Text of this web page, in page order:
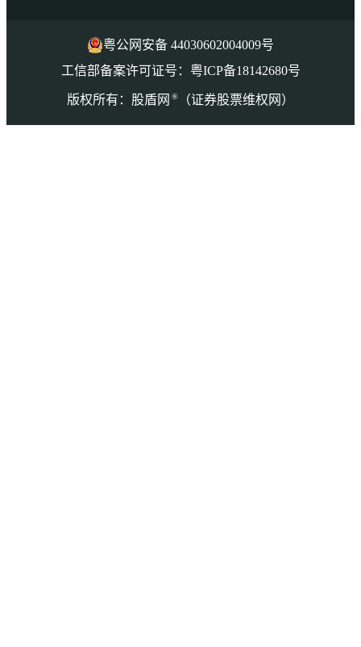
粤公网安备 44030602004009号
工信部备案许可证号：粤ICP备18142680号
版权所有：股盾网 ® （证券股票维权网）